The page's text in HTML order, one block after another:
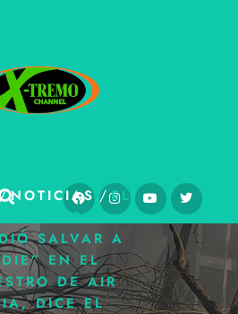
NOTICIAS /EL
FUEGO
SALVAR A
EN EL
DE AIR
DICE EL